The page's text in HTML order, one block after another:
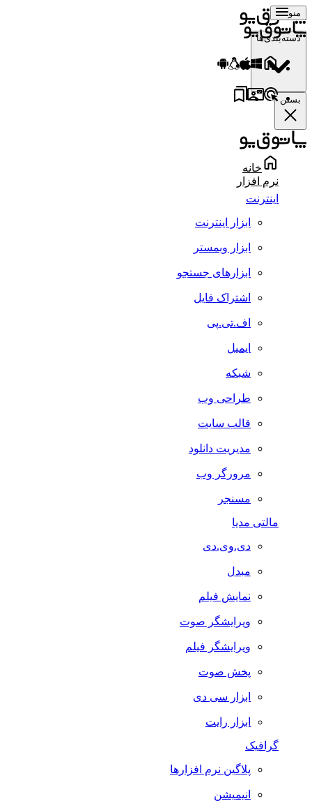
منو
دسته‌بندی‌ها
بستن
خانه
نرم افزار
اینترنت
ابزار اینترنت
ابزار وبمستر
ابزارهای جستجو
اشتراک فایل
اف.تی.پی
ایمیل
شبکه
طراحی وب
قالب سایت
مدیریت دانلود
مرورگر وب
مسنجر
مالتی مدیا
دی.وی.دی
مبدل
نمایش فیلم
ویرایشگر صوت
ویرایشگر فیلم
پخش صوت
ابزار سی دی
ابزار رایت
گرافیک
پلاگین نرم افزارها
انیمیشن